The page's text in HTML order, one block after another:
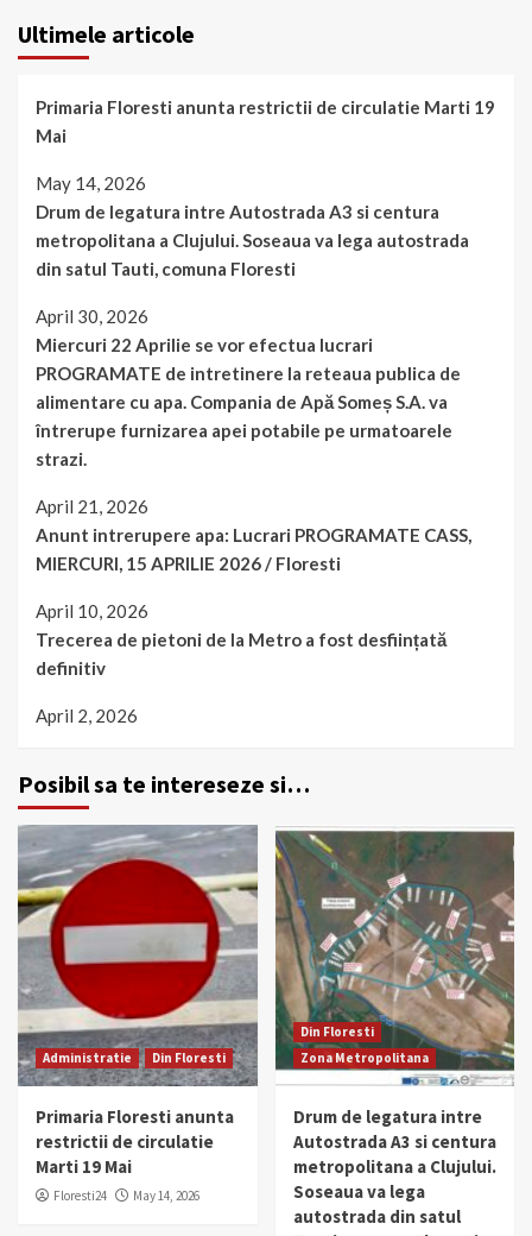
Ultimele articole
Primaria Floresti anunta restrictii de circulatie Marti 19
Mai
May 14, 2026
Drum de legatura intre Autostrada A3 si centura
metropolitana a Clujului. Soseaua va lega autostrada
din satul Tauti, comuna Floresti
April 30, 2026
Miercuri 22 Aprilie se vor efectua lucrari
PROGRAMATE de intretinere la reteaua publica de
alimentare cu apa. Compania de Apă Someș S.A. va
întrerupe furnizarea apei potabile pe urmatoarele
strazi.
April 21, 2026
Anunt intrerupere apa: Lucrari PROGRAMATE CASS,
MIERCURI, 15 APRILIE 2026 / Floresti
April 10, 2026
Trecerea de pietoni de la Metro a fost desființată
definitiv
April 2, 2026
Posibil sa te intereseze si…
Administratie Din Floresti
Primaria Floresti anunta
restrictii de circulatie
Marti 19 Mai
Floresti24 May 14, 2026
Din Floresti
Zona Metropolitana
Drum de legatura intre
Autostrada A3 si centura
metropolitana a Clujului.
Soseaua va lega
autostrada din satul